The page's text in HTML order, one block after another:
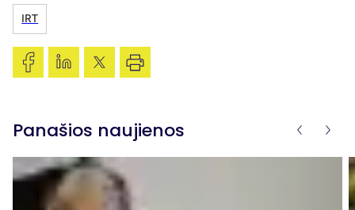
IRT
Panašios naujienos